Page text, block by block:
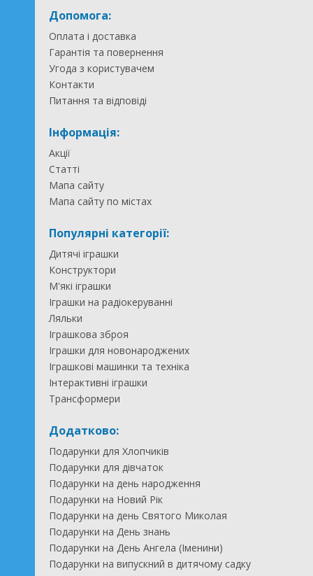
Допомога:
Оплата і доставка
Гарантія та повернення
Угода з користувачем
Контакти
Питання та відповіді
Інформація:
Акції
Статті
Мапа сайту
Мапа сайту по містах
Популярні категорії:
Дитячі іграшки
Конструктори
М'які іграшки
Іграшки на радіокеруванні
Ляльки
Іграшкова зброя
Іграшки для новонароджених
Іграшкові машинки та техніка
Інтерактивні іграшки
Трансформери
Додатково:
Подарунки для Хлопчиків
Подарунки для дівчаток
Подарунки на день народження
Подарунки на Новий Рік
Подарунки на день Святого Миколая
Подарунки на День знань
Подарунки на День Ангела (Іменини)
Подарунки на випускний в дитячому садку